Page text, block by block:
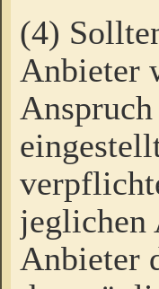
(4)
Anbieter
jeglichen
Anbieter